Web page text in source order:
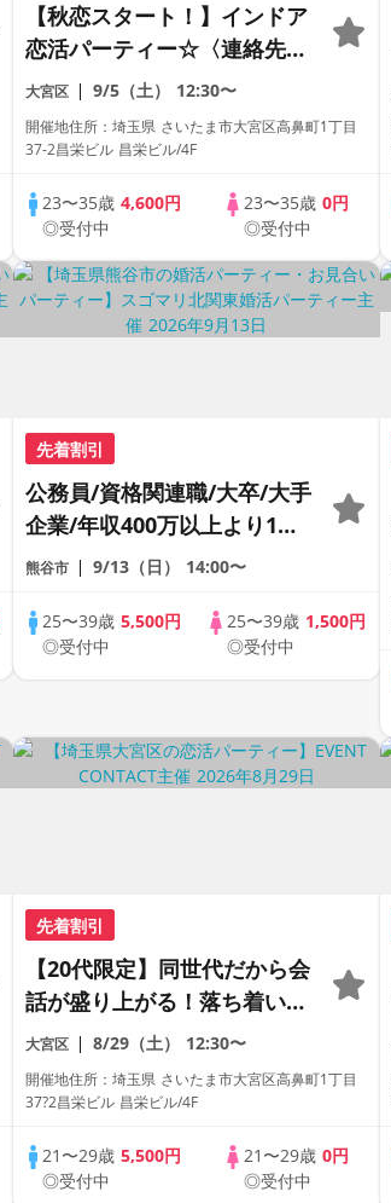
【秋恋スタート！】インドア
恋活パーティー☆〈連絡先自
由交換〉〈18名限定〉
大宮区 9/5（土） 12:30〜
開催地住所：埼玉県 さいたま市大宮区高鼻町1丁目
37-2昌栄ビル 昌栄ビル/4F
23〜35歳4,600円
◎受付中
23〜35歳0円
◎受付中
先着割引
公務員/資格関連職/大卒/大手
企業/年収400万以上より1つ
以上該当する男性《カップリ
熊谷市 9/13（日） 14:00〜
25〜39歳5,500円
◎受付中
25〜39歳 1,500円
◎受付中
先着割引
【20代限定】同世代だから会
話が盛り上がる！落ち着いた
空間でじっくり話し合える＃
完全貸切会場＃1:1トーク
大宮区 8/29（土） 12:30〜
開催地住所：埼玉県 さいたま市大宮区高鼻町1丁目
37?2昌栄ビル 昌栄ビル/4F
21〜29歳5,500円
◎受付中
21〜29歳0円
◎受付中